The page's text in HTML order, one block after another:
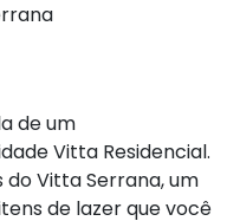
de um
Vitta Residencial.
Vitta Serrana, um
de lazer que você